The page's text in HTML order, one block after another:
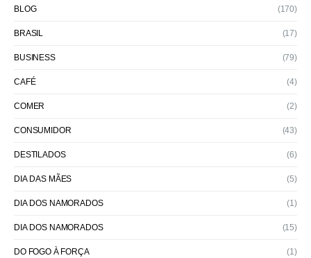
BLOG (170)
BRASIL (17)
BUSINESS (79)
CAFÉ (4)
COMER (2)
CONSUMIDOR (43)
DESTILADOS (6)
DIA DAS MÃES (5)
DIA DOS NAMORADOS (1)
DIA DOS NAMORADOS (15)
DO FOGO À FORÇA (1)